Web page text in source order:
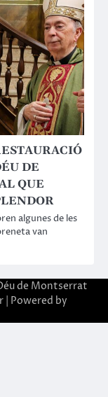
DE
QUE
algunes de les
van
de Montserrat
| Powered by